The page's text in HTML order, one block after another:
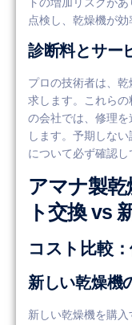
点検し、乾燥機が効
診断料とサー
プロの技術者は、
求します。これら
の会社では、修理
します。予期しな
について必ず確認し
アマナ製
ト交換 vs
コスト比較
新しい乾燥機
新しい乾燥機を購